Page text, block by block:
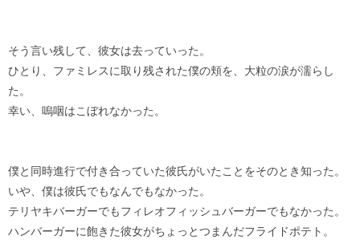
そう言い残して、彼女は去っていった。
ひとり、ファミレスに取り残された僕の頬を、大粒の涙が濡らし
た。
幸い、嗚咽はこぼれなかった。
僕と同時進行で付き合っていた彼氏がいたことをそのとき知った。
いや、僕は彼氏でもなんでもなかった。
テリヤキバーガーでもフィレオフィッシュバーガーでもなかった。
ハンバーガーに飽きた彼女がちょっとつまんだフライドポテト。